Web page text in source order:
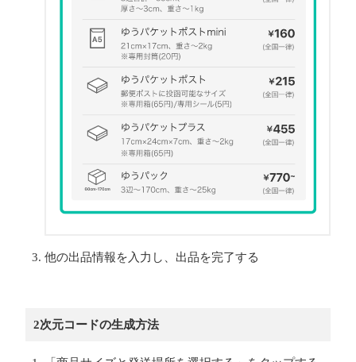
他の出品情報を入力し、出品を完了する
2次元コードの生成方法